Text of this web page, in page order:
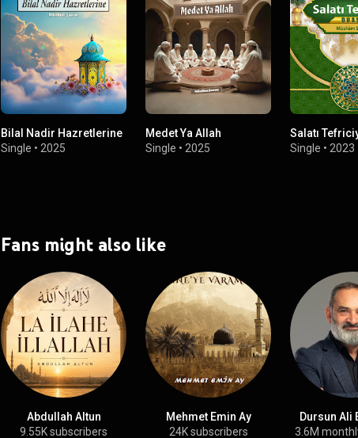
Bilal Nadir Hazretlerine
Single • 2025
Medet Ya Allah
Single • 2025
Salatı
Single • 2023
Fans might also like
Abdullah Altun
9.55K subscribers
Mehmet Emin Ay
24K subscribers
Dursun Ali
3.6M